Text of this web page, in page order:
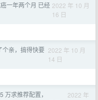
一年两个月 已经 2022 年 10 月
16 日
个亲，搞得快要 2022 年 10 月
14 日
万求推荐配置，
2022 年